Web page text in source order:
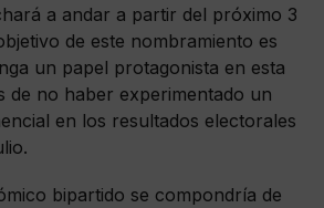
a andar a partir del próximo 3
de este nombramiento es
un papel protagonista en esta
de no haber experimentado un
en los resultados electorales
bipartido se compondría de